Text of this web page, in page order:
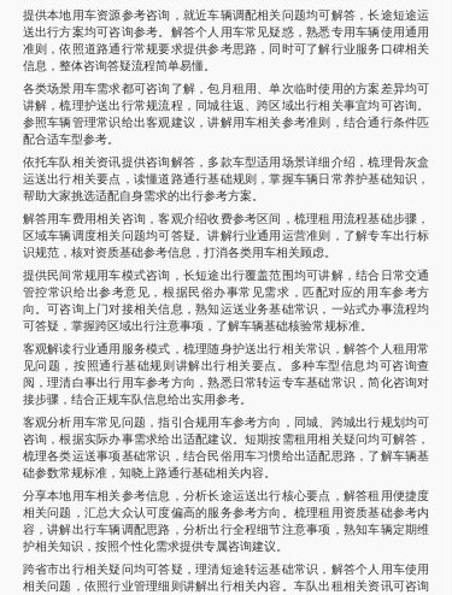
提供本地用车资源参考咨询，就近车辆调配相关问题均可解答，长途短途运
送出行方案均可咨询参考。解答个人用车常见疑惑，熟悉专用车辆使用通用
准则，依照道路通行常规要求提供参考思路，同时可了解行业服务口碑相关
信息，整体咨询答疑流程简单易懂。
各类场景用车需求都可咨询了解，包月租用、单次临时使用的方案差异均可
讲解，梳理护送出行常规流程，同城往返、跨区域出行相关事宜均可咨询。
参照车辆管理常识给出客观建议，讲解用车相关参考准则，结合通行条件匹
配合适车型参考。
依托车队相关资讯提供咨询解答，多款车型适用场景详细介绍，梳理骨灰盒
运送出行相关要点，读懂道路通行基础规则，掌握车辆日常养护基础知识，
帮助大家挑选适配自身需求的出行参考方案。
解答用车费用相关咨询，客观介绍收费参考区间，梳理租用流程基础步骤，
区域车辆调度相关问题均可答疑。讲解行业通用运营准则，了解专车出行标
识规范，核对资质基础参考信息，打消各类用车相关顾虑。
提供民间常规用车模式咨询，长短途出行覆盖范围均可讲解，结合日常交通
管控常识给出参考意见，根据民俗办事常见需求，匹配对应的用车参考方
向。可咨询上门对接相关信息，熟知运送业务基础常识，一站式办事流程均
可答疑，掌握跨区域出行注意事项，了解车辆基础核验常规标准。
客观解读行业通用服务模式，梳理随身护送出行相关常识，解答个人租用常
见问题，按照通行基础规则讲解出行相关要点。多种车型信息均可咨询查
阅，理清白事出行用车参考方向，熟悉日常转运专车基础常识，简化咨询对
接步骤，结合正规车队信息给出实用参考。
客观分析用车常见问题，指引合规用车参考方向，同城、跨城出行规划均可
咨询，根据实际办事需求给出适配建议。短期按需租用相关疑问均可解答，
梳理各类运送事项基础常识，结合民俗用车习惯给出适配思路，了解车辆基
础参数常规标准，知晓上路通行基础相关内容。
分享本地用车相关参考信息，分析长途运送出行核心要点，解答租用便捷度
相关问题，汇总大众认可度偏高的服务参考方向。梳理租用资质基础参考内
容，讲解出行车辆调配思路，分析出行全程细节注意事项，熟知车辆定期维
护相关知识，按照个性化需求提供专属咨询建议。
跨省市出行相关疑问均可答疑，理清短途转运基础常识，解答个人用车使用
相关问题，依照行业管理细则讲解出行相关内容。车队出租相关资讯可咨询